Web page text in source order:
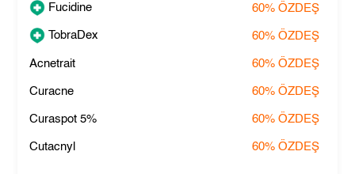
Fucidine 60% ÖZDEŞ
TobraDex 60% ÖZDEŞ
Acnetrait 60% ÖZDEŞ
Curacne 60% ÖZDEŞ
Curaspot 5% 60% ÖZDEŞ
Cutacnyl 60% ÖZDEŞ